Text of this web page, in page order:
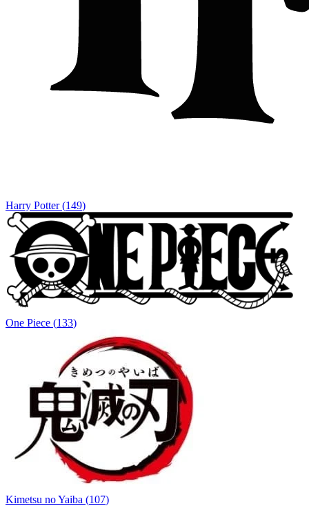
Harry Potter (149)
One Piece (133)
Kimetsu no Yaiba (107)